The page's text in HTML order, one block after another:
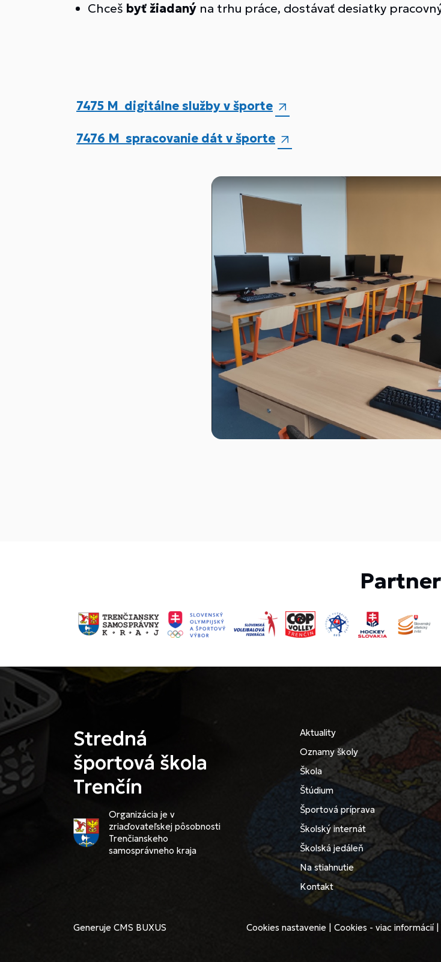
Chceš byť žiadaný na trhu práce, dostávať desiatky
7475 M digitálne služby v športe
7476 M spracovanie dát v športe
Stredná
športová škola
Trenčín
Organizácia je v
zriaďovateľskej pôsobnosti
Trenčianskeho
samosprávneho kraja
Aktuality
Oznamy školy
Škola
Štúdium
Športová príprava
Školský internát
Školská jedáleň
Na stiahnutie
Kontakt
Generuje CMS BUXUS Cookies nastavenie | Cookies - viac informácií|